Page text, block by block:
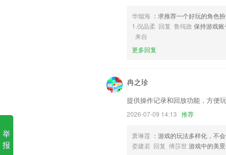
最新的凤凰彩世界软件优势
1.历年真题及答案解析，还可以评论与其
2.在线考试拥有多种题型、考试模块、
3.专业服务广大医师，成就更多优秀医生
4.老师发布的「考试」、「作业」、「
5.是孩子的学习小助手，让孩子可以进
最新的凤凰彩世界更新了什
华烟海 ：求推荐一个好玩的角色
1.倪晶柔 回复 鲁纯政 保持游戏
来自
更多回复
冉之珍
提供操作记录和回放功能，方便
2026-07-09 14:13 推荐
萧琳莲 ：游戏的玩法多样化，不
娄建若 回复 傅莎世游戏中的美
举
报